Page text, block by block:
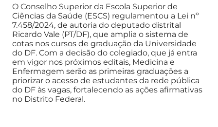
O Conselho Superior da Escola Superior de
Ciências da Saúde (ESCS) regulamentou a Lei nº
7.458/2024, de autoria do deputado distrital
Ricardo Vale (PT/DF), que amplia o sistema de
cotas nos cursos de graduação da Universidade
do DF. Com a decisão do colegiado, que já entra
em vigor nos próximos editais, Medicina e
Enfermagem serão as primeiras graduações a
priorizar o acesso de estudantes da rede pública
do DF às vagas, fortalecendo as ações afirmativas
no Distrito Federal.